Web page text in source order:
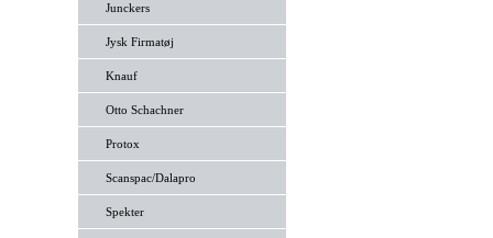
Junckers
Jysk Firmatøj
Knauf
Otto Schachner
Protox
Scanspac/Dalapro
Spekter